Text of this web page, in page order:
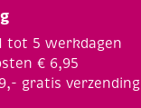
tot 5 werkdagen
€ 6,95
gratis verzending